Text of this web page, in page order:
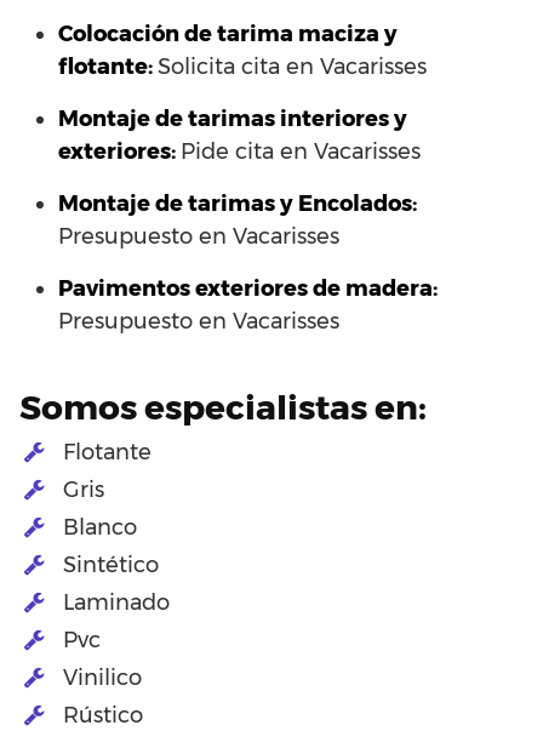
Colocación de tarima maciza y
flotante:Solicita cita en Vacarisses
Montaje de tarimas interiores y
exteriores: Pide cita en Vacarisses
Montaje de tarimas y Encolados:
Presupuesto en Vacarisses
Pavimentos exteriores de madera:
Presupuesto en Vacarisses
Somos especialistas en:
Flotante
Gris
Blanco
Sintético
Laminado
Pvc
Vinilico
Rústico